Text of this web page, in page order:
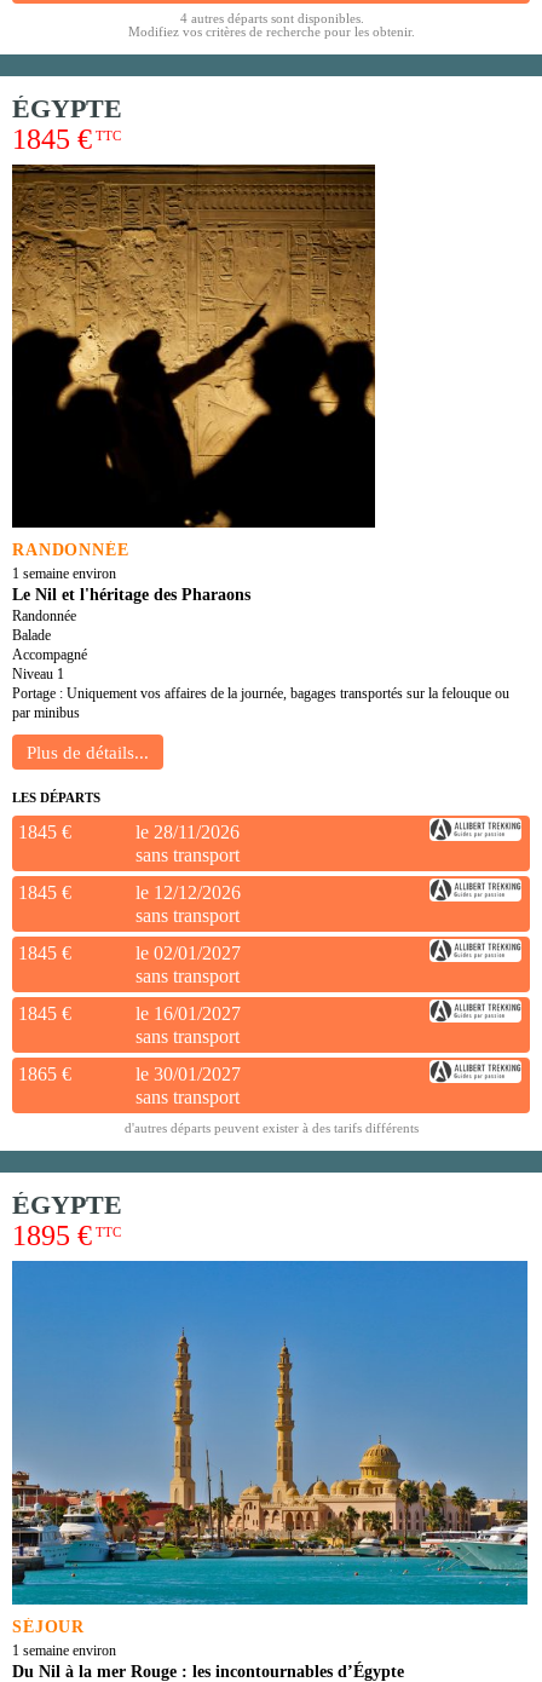
4 autres départs sont disponibles.
Modifiez vos critères de recherche pour les obtenir.
ÉGYPTE
1845 € TTC
RANDONNÉE
1 semaine environ
Le Nil et l'héritage des Pharaons
Randonnée
Balade
Accompagné
Niveau 1
Portage : Uniquement vos affaires de la journée, bagages transportés sur la felouque ou
par minibus
LES DÉPARTS
1845 €
le 28/11/2026
sans transport
1845 €
le 12/12/2026
sans transport
1845 €
le 02/01/2027
sans transport
1845 €
le 16/01/2027
sans transport
1865 €
le 30/01/2027
sans transport
d'autres départs peuvent exister à des tarifs différents
ÉGYPTE
1895 € TTC
SÉJOUR
1 semaine environ
Du Nil à la mer Rouge : les incontournables d’Égypte